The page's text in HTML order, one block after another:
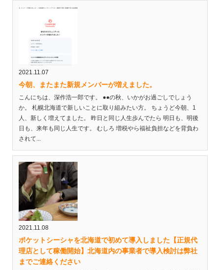
2021.11.07
今朝、またまた新規メンバーが増えました。
こんにちは、深作浩一郎です。 ●●の秋、いかがお過ごしでしょう
か。 札幌北海道で新しいことに取り組みたい方。 ちょうど今朝、1
人、新しく増えてました。 昨日と同じ人生歩んでたら 明日も、明後
日も、来年も同じ人生です。 むしろ 増税やら福祉負担などを背負わ
されて...
2021.11.08
ポケットシーシャを北海道で初めて導入しました【正規代
理店として稼働開始】北海道内の事業者で導入検討は弊社
までご連絡ください